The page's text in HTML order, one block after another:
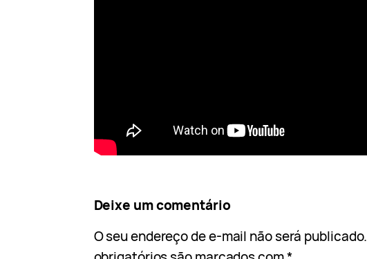
Deixe um comentário
O seu endereço de e-mail não será publicado.